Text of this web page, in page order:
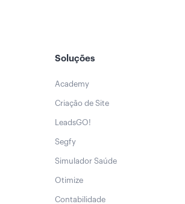
Soluções
Academy
Criação de Site
LeadsGO!
Segfy
Simulador Saúde
Otimize
Contabilidade